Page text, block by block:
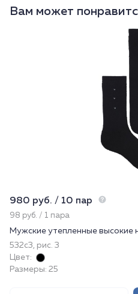
Вам может
980 руб. / 10 пар
98 руб. / 1 пара
Мужские утепленные высокие
532с3, рис. 3
Цвет:
Размеры: 25